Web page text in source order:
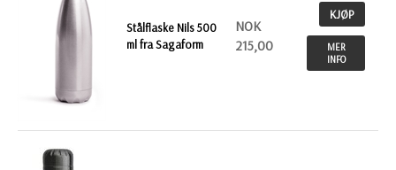
Stålflaske Nils 500
ml fra Sagaform
NOK
215,00
KJØP
MER
INFO